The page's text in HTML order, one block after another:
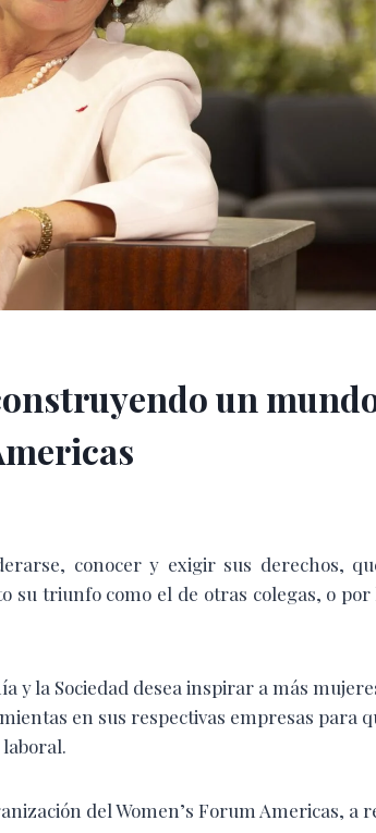
un
conocer y exigir sus derechos,
triunfo como el de otras colegas, o por
y la Sociedad desea inspirar a más
en sus respectivas empresas para
del Women’s Forum Americas, a